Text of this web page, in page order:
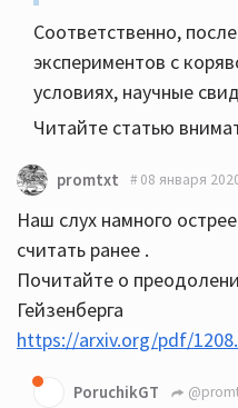
Соответственно,
экспериментов с
условиях, научные
Читайте статью
promtxt 08 января
Наш слух намного
считать ранее .
Почитайте о
Гейзенберга
https://arxiv.org/pdf/
PoruchikGT